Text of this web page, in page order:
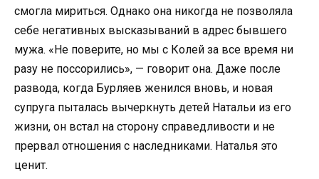
смогла мириться. Однако она никогда не позволяла
себе негативных высказываний в адрес бывшего
мужа. «Не поверите, но мы с Колей за все время ни
разу не поссорились», — говорит она. Даже после
развода, когда Бурляев женился вновь, и новая
супруга пыталась вычеркнуть детей Натальи из его
жизни, он встал на сторону справедливости и не
прервал отношения с наследниками. Наталья это
ценит.